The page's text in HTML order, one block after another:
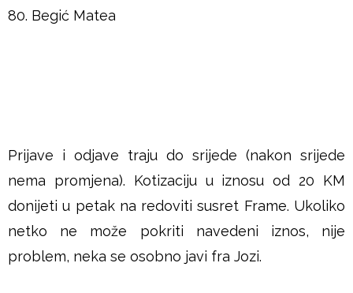
80. Begić Matea
Prijave i odjave traju do srijede (nakon srijede
nema promjena). Kotizaciju u iznosu od 20 KM
donijeti u petak na redoviti susret Frame. Ukoliko
netko ne može pokriti navedeni iznos, nije
problem, neka se osobno javi fra Jozi.